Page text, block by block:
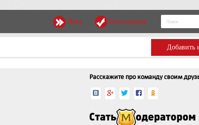
Вход Регистрация
Добавить
Расскажите про команду своим